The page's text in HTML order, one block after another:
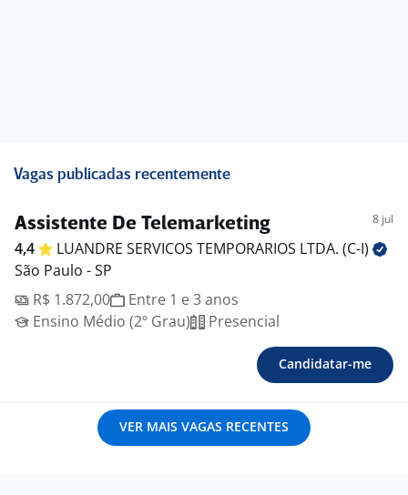
Vagas publicadas recentemente
Assistente De Telemarketing 8 jul
4,4 LUANDRE SERVICOS TEMPORARIOS LTDA. (C-I)
São Paulo - SP
R$ 1.872,00
Entre 1 e 3 anos
Ensino Médio (2º Grau)
Presencial
Candidatar-me
VER MAIS VAGAS RECENTES